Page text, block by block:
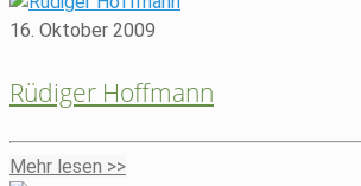
16. Oktober 2009
Rüdiger Hoffmann
Mehr lesen >>